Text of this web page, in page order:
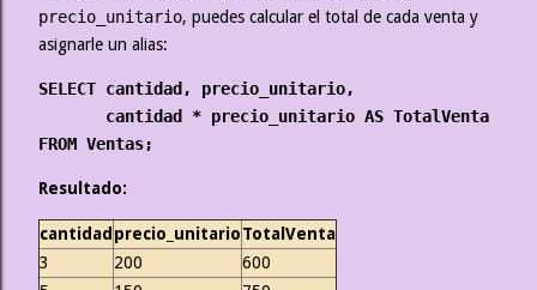
precio_unitario, puedes calcular el total de cada venta y
asignarle un alias:
SELECT cantidad, precio_unitario,
cantidad * precio_unitario AS TotalVenta
FROM Ventas;
Resultado:
cantidadprecio_unitarioTotalVenta
3
200
600